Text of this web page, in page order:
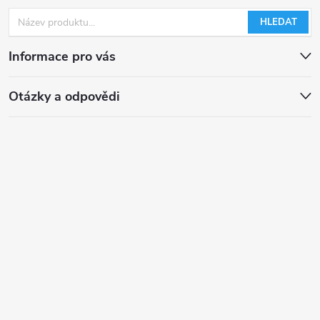
HLEDAT
Informace pro vás
Otázky a odpovědi